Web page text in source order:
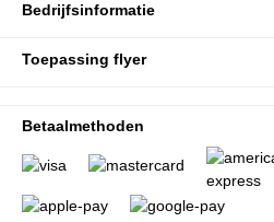
Bedrijfsinformatie
Toepassing flyer
Betaalmethoden